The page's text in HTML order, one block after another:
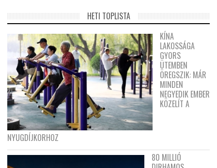
HETI TOPLISTA
KÍNA
LAKOSSÁGA
GYORS
ÜTEMBEN
ÖREGSZIK: MÁR
MINDEN
NEGYEDIK EMBER
KÖZELÍT A
NYUGDÍJKORHOZ
80 MILLIÓ